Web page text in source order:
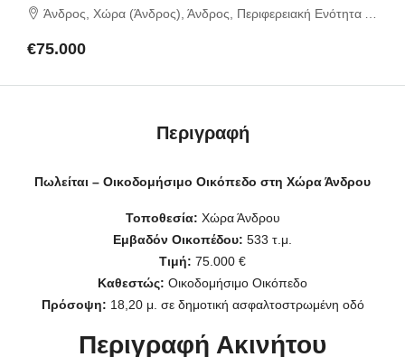
Άνδρος, Χώρα (Άνδρος), Άνδρος, Περιφερειακή Ενότητα Άνδρου, Περιφέρεια Νοτίου Αιγαίου, Αποκεντρωμένη Διοίκηση Αιγαίου, Ελλάδα
€75.000
Περιγραφή
Πωλείται – Οικοδομήσιμο Οικόπεδο στη Χώρα Άνδρου
Τοποθεσία: Χώρα Άνδρου
Εμβαδόν Οικοπέδου: 533 τ.μ.
Τιμή: 75.000 €
Καθεστώς: Οικοδομήσιμο Οικόπεδο
Πρόσοψη: 18,20 μ. σε δημοτική ασφαλτοστρωμένη οδό
Περιγραφή Ακινήτου